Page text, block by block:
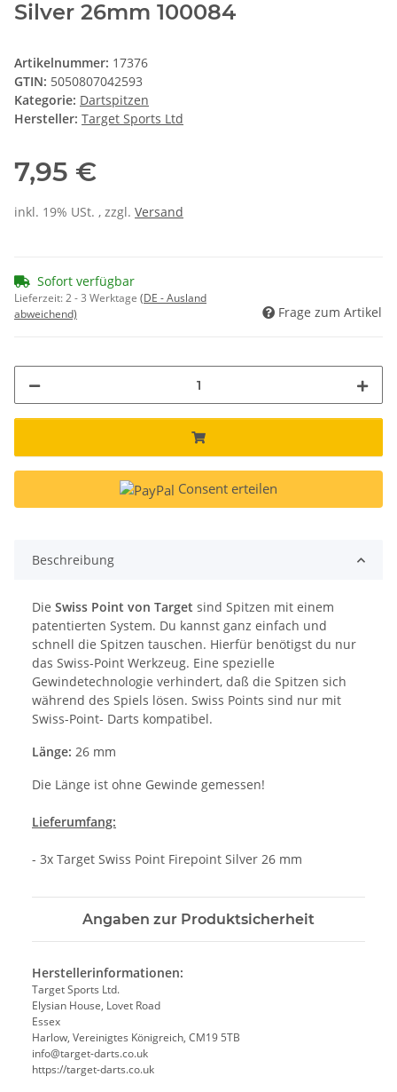
Silver 26mm 100084
Artikelnummer: 17376
GTIN: 5050807042593
Kategorie: Dartspitzen
Hersteller: Target Sports Ltd
7,95 €
inkl. 19% USt. , zzgl. Versand
Sofort verfügbar
Lieferzeit:2 - 3 Werktage (DE - Ausland
abweichend)
Frage zum Artikel
Consent erteilen
Beschreibung
Die Swiss Point von Target sind Spitzen mit einem
patentierten System. Du kannst ganz einfach und
schnell die Spitzen tauschen. Hierfür benötigst du nur
das Swiss-Point Werkzeug. Eine spezielle
Gewindetechnologie verhindert, daß die Spitzen sich
während des Spiels lösen. Swiss Points sind nur mit
Swiss-Point- Darts kompatibel.
Länge: 26 mm
Die Länge ist ohne Gewinde gemessen!
Lieferumfang:
- 3x Target Swiss Point Firepoint Silver 26 mm
Angaben zur Produktsicherheit
Herstellerinformationen:
Target Sports Ltd.
Elysian House, Lovet Road
Essex
Harlow, Vereinigtes Königreich, CM19 5TB
info@target-darts.co.uk
https://target-darts.co.uk